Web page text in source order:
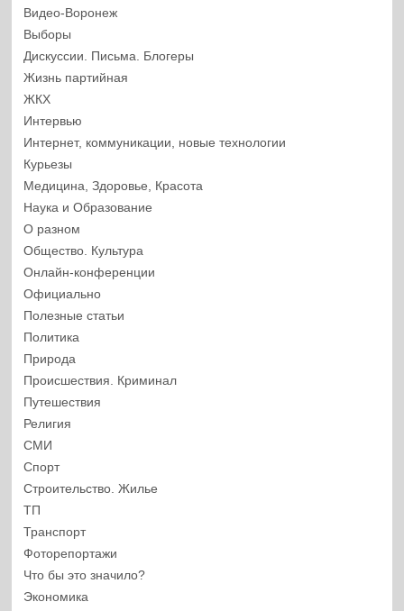
Видео-Воронеж
Выборы
Дискуссии. Письма. Блогеры
Жизнь партийная
ЖКХ
Интервью
Интернет, коммуникации, новые технологии
Курьезы
Медицина, Здоровье, Красота
Наука и Образование
О разном
Общество. Культура
Онлайн-конференции
Официально
Полезные статьи
Политика
Природа
Происшествия. Криминал
Путешествия
Религия
СМИ
Спорт
Строительство. Жилье
ТП
Транспорт
Фоторепортажи
Что бы это значило?
Экономика